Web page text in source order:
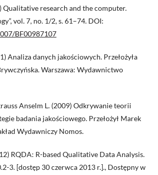
Qualitative research and the computer.
vol. 7, no. 1/2, s. 61–74. DOI:
BF00987107
Analiza danych jakościowych. Przełożyła
Warszawa: Wydawnictwo
Anselm L. (2009) Odkrywanie teorii
badania jakościowego. Przełożył Marek
Wydawniczy Nomos.
RQDA: R-based Qualitative Data Analysis.
3. [dostęp 30 czerwca 2013 r.]., Dostępny w